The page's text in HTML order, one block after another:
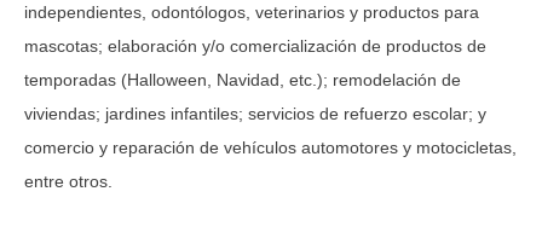
independientes, odontólogos, veterinarios y productos para
mascotas; elaboración y/o comercialización de productos de
temporadas (Halloween, Navidad, etc.); remodelación de
viviendas; jardines infantiles; servicios de refuerzo escolar; y
comercio y reparación de vehículos automotores y motocicletas,
entre otros.